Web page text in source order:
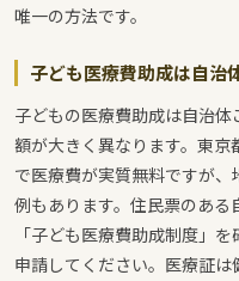
唯一の方法です。
子ども医療費助成は自治
子どもの医療費助成は自治
額が大きく異なります。東
で医療費が実質無料ですが
例もあります。住民票のあ
「子ども医療費助成制度」
申請してください。医療証